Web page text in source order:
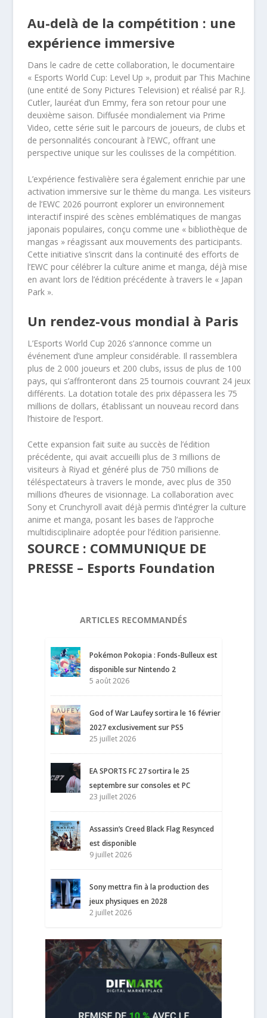
Au-delà de la compétition : une
expérience immersive
Dans le cadre de cette collaboration, le documentaire
« Esports World Cup: Level Up », produit par This Machine
(une entité de Sony Pictures Television) et réalisé par R.J.
Cutler, lauréat d’un Emmy, fera son retour pour une
deuxième saison. Diffusée mondialement via Prime
Video, cette série suit le parcours de joueurs, de clubs et
de personnalités concourant à l’EWC, offrant une
perspective unique sur les coulisses de la compétition.
L’expérience festivalière sera également enrichie par une
activation immersive sur le thème du manga. Les visiteurs
de l’EWC 2026 pourront explorer un environnement
interactif inspiré des scènes emblématiques de mangas
japonais populaires, conçu comme une « bibliothèque de
mangas » réagissant aux mouvements des participants.
Cette initiative s’inscrit dans la continuité des efforts de
l’EWC pour célébrer la culture anime et manga, déjà mise
en avant lors de l’édition précédente à travers le « Japan
Park ».
Un rendez-vous mondial à Paris
L’Esports World Cup 2026 s’annonce comme un
événement d’une ampleur considérable. Il rassemblera
plus de 2 000 joueurs et 200 clubs, issus de plus de 100
pays, qui s’affronteront dans 25 tournois couvrant 24 jeux
différents. La dotation totale des prix dépassera les 75
millions de dollars, établissant un nouveau record dans
l’histoire de l’esport.
Cette expansion fait suite au succès de l’édition
précédente, qui avait accueilli plus de 3 millions de
visiteurs à Riyad et généré plus de 750 millions de
téléspectateurs à travers le monde, avec plus de 350
millions d’heures de visionnage. La collaboration avec
Sony et Crunchyroll avait déjà permis d’intégrer la culture
anime et manga, posant les bases de l’approche
multidisciplinaire adoptée pour l’édition parisienne.
SOURCE : COMMUNIQUE DE
PRESSE – Esports Foundation
ARTICLES RECOMMANDÉS
Pokémon Pokopia : Fonds-Bulleux est
disponible sur Nintendo 2
5 août 2026
God of War Laufey sortira le 16 février
2027 exclusivement sur PS5
25 juillet 2026
EA SPORTS FC 27 sortira le 25
septembre sur consoles et PC
23 juillet 2026
Assassin’s Creed Black Flag Resynced
est disponible
9 juillet 2026
Sony mettra fin à la production des
jeux physiques en 2028
2 juillet 2026